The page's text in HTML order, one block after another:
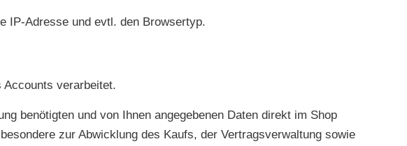
IP-Adresse und evtl. den Browsertyp.
Accounts verarbeitet.
benötigten und von Ihnen angegebenen Daten direkt im Shop
zur Abwicklung des Kaufs, der Vertragsverwaltung sowie